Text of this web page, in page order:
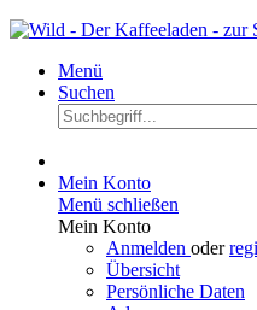
Menü
Suchen
Mein Konto
Menü schließen
Mein Konto
Anmelden oder
Übersicht
Persönliche Daten